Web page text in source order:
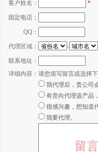
客户姓名： *
固定电话：
QQ：
代理区域： -
联系地址：
详细内容： 请您填写留言或选择
我代理后，贵公司
有意向代理该产品
很感兴趣，想知道
我要代理。